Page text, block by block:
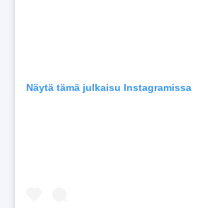
Näytä tämä julkaisu Instagramissa